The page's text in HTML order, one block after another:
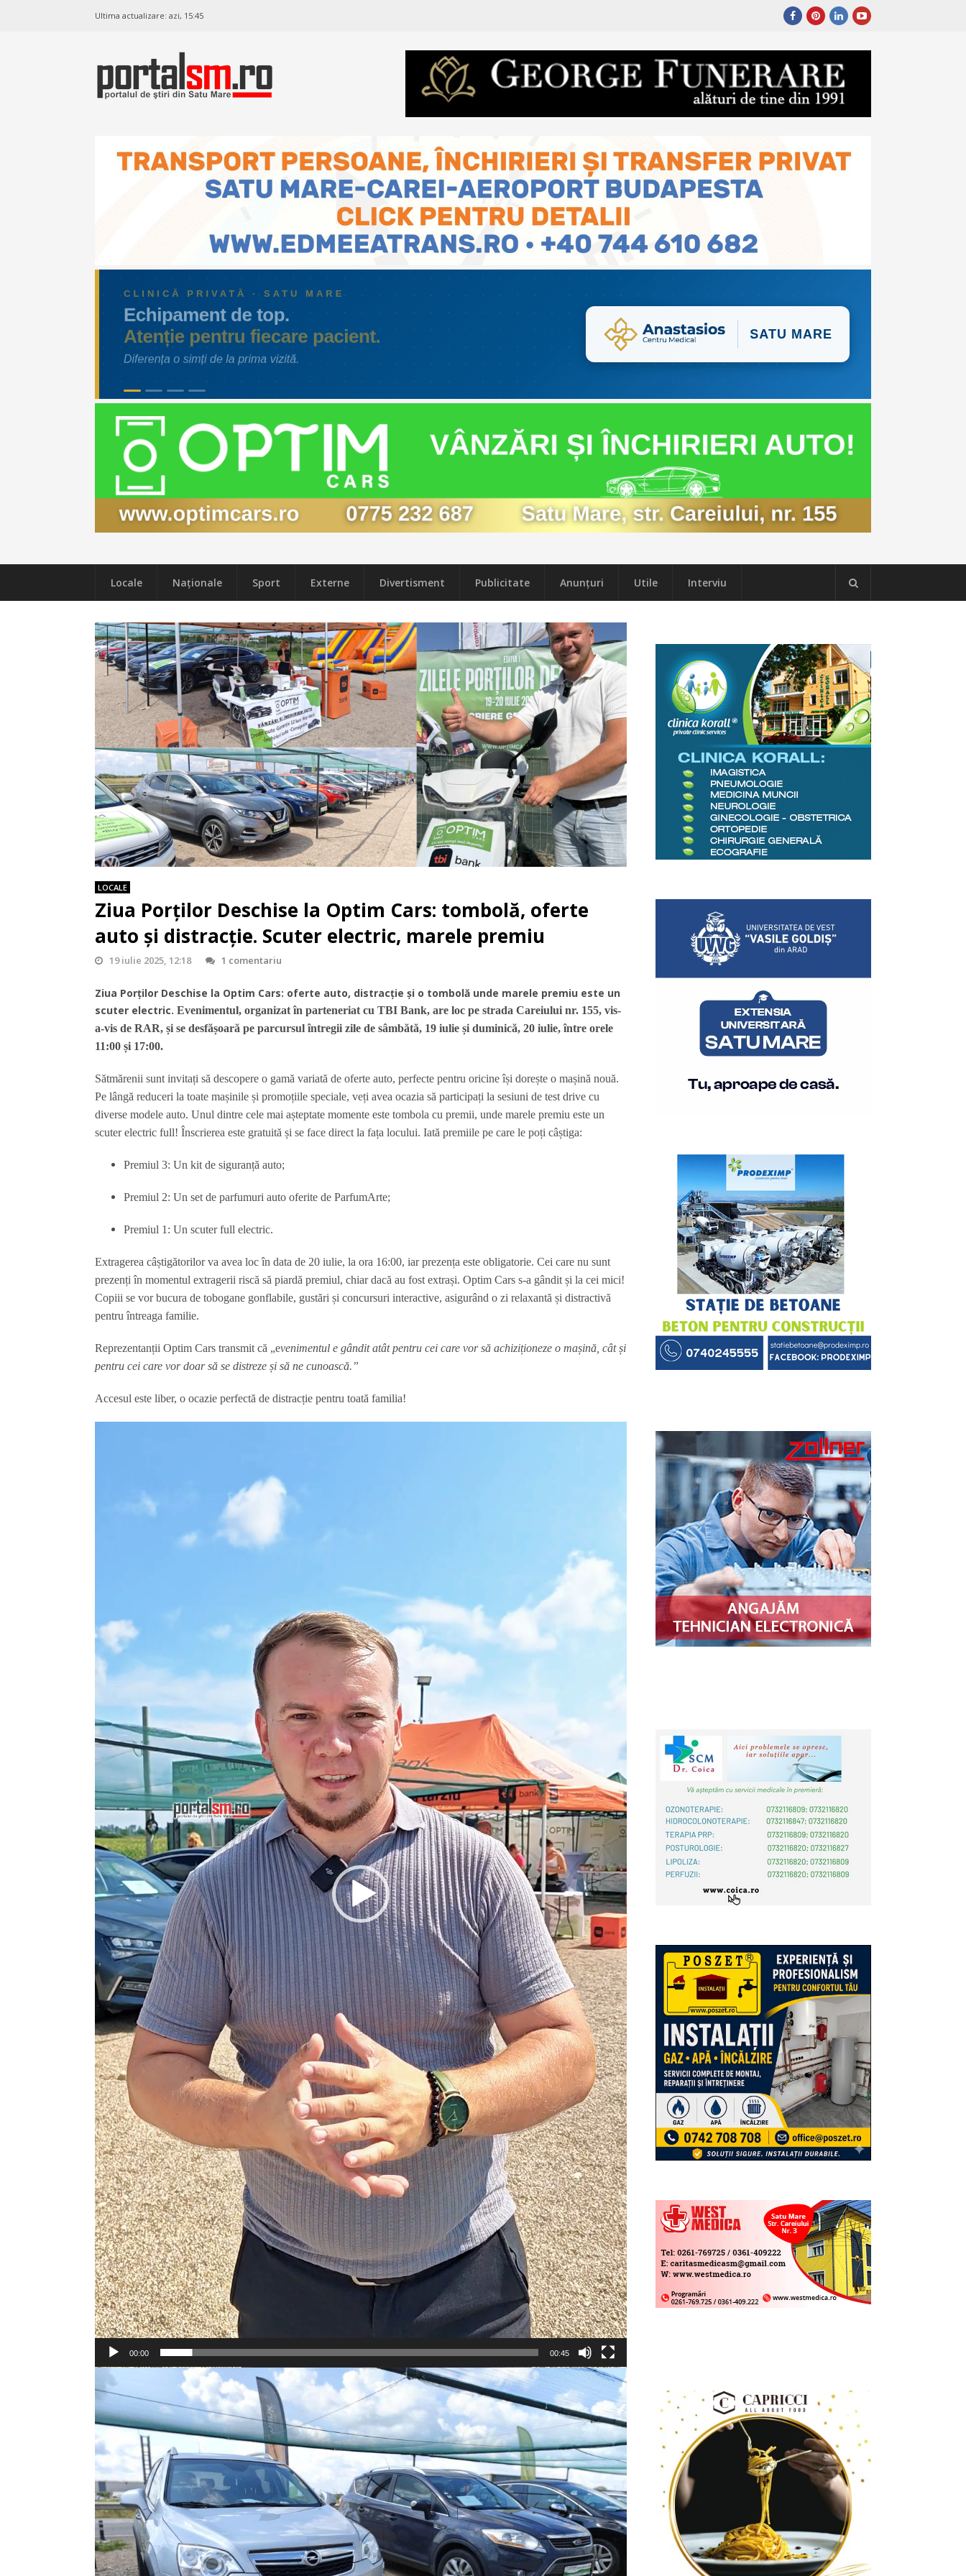
Ultima actualizare: azi, 15:45
Locale Naţionale Sport Externe Divertisment Publicitate Anunțuri Utile Interviu
LOCALE
Ziua Porților Deschise la Optim Cars: tombolă, oferte
auto și distracție. Scuter electric, marele premiu
19 iulie 2025, 12:18 1 comentariu
Ziua Porților Deschise la Optim Cars: oferte auto, distracție și o tombolă unde marele premiu este un
scuter electric. Evenimentul, organizat în parteneriat cu TBI Bank, are loc pe strada Careiului nr. 155, vis-
a-vis de RAR, și se desfășoară pe parcursul întregii zile de sâmbătă, 19 iulie și duminică, 20 iulie, între orele
11:00 și 17:00.
Sătmărenii sunt invitați să descopere o gamă variată de oferte auto, perfecte pentru oricine își dorește o mașină nouă.
Pe lângă reduceri la toate mașinile și promoțiile speciale, veți avea ocazia să participați la sesiuni de test drive cu
diverse modele auto. Unul dintre cele mai așteptate momente este tombola cu premii, unde marele premiu este un
scuter electric full! Înscrierea este gratuită și se face direct la fața locului. Iată premiile pe care le poți câștiga:
Premiul 3: Un kit de siguranță auto;
Premiul 2: Un set de parfumuri auto oferite de ParfumArte;
Premiul 1: Un scuter full electric.
Extragerea câștigătorilor va avea loc în data de 20 iulie, la ora 16:00, iar prezența este obligatorie. Cei care nu sunt
prezenți în momentul extragerii riscă să piardă premiul, chiar dacă au fost extrași. Optim Cars s-a gândit și la cei mici!
Copiii se vor bucura de tobogane gonflabile, gustări și concursuri interactive, asigurând o zi relaxantă și distractivă
pentru întreaga familie.
Reprezentanții Optim Cars transmit că „evenimentul e gândit atât pentru cei care vor să achiziționeze o mașină, cât și
pentru cei care vor doar să se distreze și să ne cunoască.”
Accesul este liber, o ocazie perfectă de distracție pentru toată familia!
00:00 00:45